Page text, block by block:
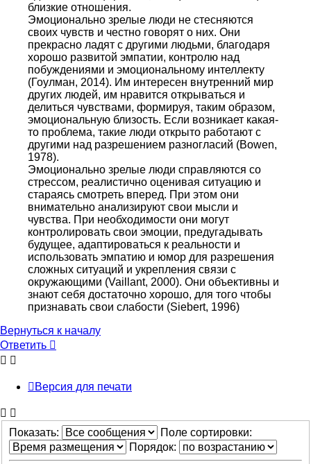
близкие отношения.
Эмоционально зрелые люди не стесняются
своих чувств и честно говорят о них. Они
прекрасно ладят с другими людьми, благодаря
хорошо развитой эмпатии, контролю над
побуждениями и эмоциональному интеллекту
(Гоулман, 2014). Им интересен внутренний мир
других людей, им нравится открываться и
делиться чувствами, формируя, таким образом,
эмоциональную близость. Если возникает какая-
то проблема, такие люди открыто работают с
другими над разрешением разногласий (Bowen,
1978).
Эмоционально зрелые люди справляются со
стрессом, реалистично оценивая ситуацию и
стараясь смотреть вперед. При этом они
внимательно анализируют свои мысли и
чувства. При необходимости они могут
контролировать свои эмоции, предугадывать
будущее, адаптироваться к реальности и
использовать эмпатию и юмор для разрешения
сложных ситуаций и укрепления связи с
окружающими (Vaillant, 2000). Они объективны и
знают себя достаточно хорошо, для того чтобы
признавать свои слабости (Siebert, 1996)
Вернуться к началу
Ответить
Ответить
Версия для печати
Показать:
Поле сортировки:
Порядок: